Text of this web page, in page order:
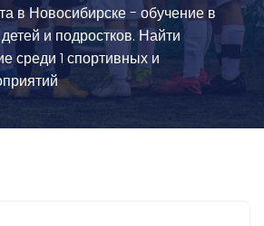
в Новосибирске - обучение в
и подростков. Найти
среди 1 спортивных и